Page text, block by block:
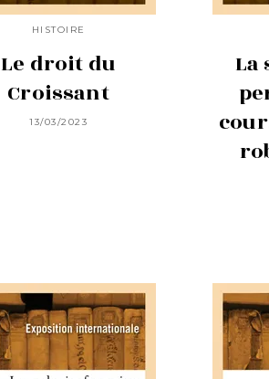
HISTOIRE
Le droit du
Croissant
13/03/2023
La